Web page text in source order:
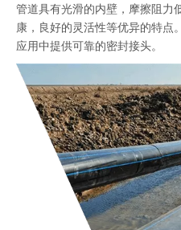
管道具有光滑的内壁，摩擦阻力
康，良好的灵活性等优异的特点
应用中提供可靠的密封接头。